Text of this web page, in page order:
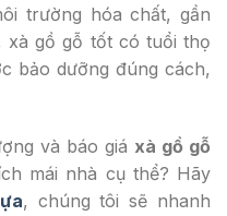
trường hóa chất, gần
xà gồ gỗ tốt có tuổi thọ
bảo dưỡng đúng cách,
và báo giá xà gồ gỗ
mái nhà cụ thể? Hãy
, chúng tôi sẽ nhanh